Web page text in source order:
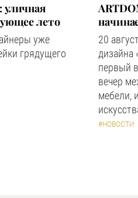
лето
уже
грядущего
20
дизайна
первый
вечер
мебели,
#НОВОСТИ